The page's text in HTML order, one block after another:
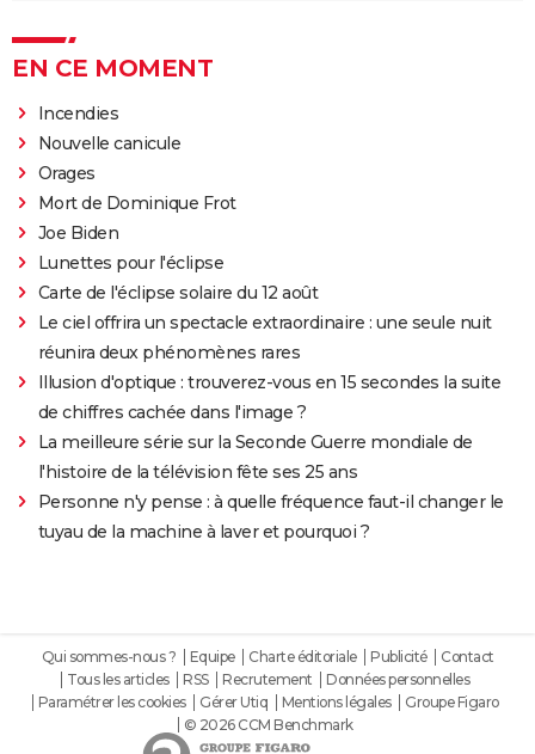
EN CE MOMENT
Incendies
Nouvelle canicule
Orages
Mort de Dominique Frot
Joe Biden
Lunettes pour l'éclipse
Carte de l'éclipse solaire du 12 août
Le ciel offrira un spectacle extraordinaire : une seule nuit
réunira deux phénomènes rares
Illusion d'optique : trouverez-vous en 15 secondes la suite
de chiffres cachée dans l'image ?
La meilleure série sur la Seconde Guerre mondiale de
l'histoire de la télévision fête ses 25 ans
Personne n'y pense : à quelle fréquence faut-il changer le
tuyau de la machine à laver et pourquoi ?
Qui sommes-nous ? Equipe Charte éditoriale Publicité
Contact
Tous les articles
RSS Recrutement
Données personnelles
Paramétrer les cookies
Gérer Utiq Mentions légales
Groupe Figaro
© 2026 CCM Benchmark